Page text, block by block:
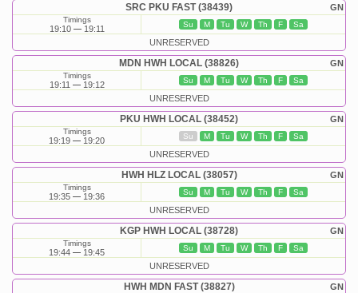
GN
SRC PKU FAST (38439)
Timings
19:10 19:11 Su M Tu W Th F Sa
UNRESERVED
GN
MDN HWH LOCAL (38826)
Timings
19:11 19:12 Su M Tu W Th F Sa
UNRESERVED
GN
PKU HWH LOCAL (38452)
Timings
19:19 19:20 Su M Tu W Th F Sa
UNRESERVED
GN
HWH HLZ LOCAL (38057)
Timings
19:35 19:36 Su M Tu W Th F Sa
UNRESERVED
GN
KGP HWH LOCAL (38728)
Timings
19:44 19:45 Su M Tu W Th F Sa
UNRESERVED
GN
HWH MDN FAST (38827)